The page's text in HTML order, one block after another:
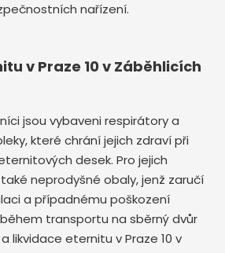
nařízení.
v Praze 10 v Záběhlicích
jsou vybaveni respirátory a
které chrání jejich zdraví při
desek. Pro jejich
neprodyšné obaly, jenž zaručí
a případnému poškození
transportu na sběrný dvůr
likvidace eternitu v Praze 10 v